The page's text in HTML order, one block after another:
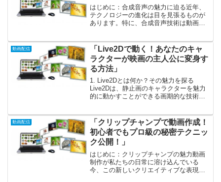
はじめに：合成音声の魅力に迫る近年、
テクノロジーの進化は目を見張るものが
あります。特に、合成音声技術は動画制
的でしたが、今や誰でも手軽に使用でき
る合成音声が登場し、その...
動画配信
「Live2Dで動く！あなたのキャ
ラクターが映画の主人公に変身す
る方法」
1. Live2Dとは何か？その魅力を探る
Live2Dは、静止画のキャラクターを魅力
的に動かすことができる画期的な技術で
し、まるで彼らの目の前で話しかけてく
るかのような...
動画配信
「クリップチャンプで動画作成！
初心者でもプロ級の秘密テクニッ
ク公開！」
はじめに：クリップチャンプの魅力動画
制作が私たちの日常に溶け込んでいる
今、この新しいクリエイティブな表現方